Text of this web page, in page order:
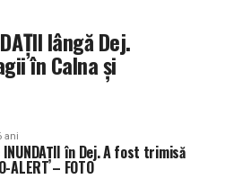
lângă Dej.
în Calna și
ani
INUNDAȚII în Dej. A fost trimisă
ALERT – FOTO